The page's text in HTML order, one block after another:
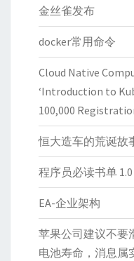
金丝雀发布
docker常用命令
Cloud Native
‘Introduction to
100,000
恒大造车的荒诞故
程序员必读书单 1.0
EA-企业架构
苹果公司建议不要
电池寿命，消息属